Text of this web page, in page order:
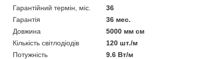
Гарантійний термін, міс.
36
Гарантія
36 мес.
Довжина
5000 мм см
Кількість світлодіодів
120 шт./м
Потужність
9.6 Вт/м